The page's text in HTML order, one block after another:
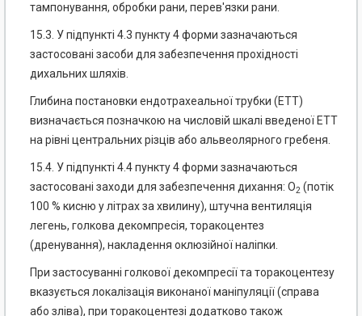
тампонування, обробки рани, перев'язки рани.
15.3. У підпункті 4.3 пункту 4 форми зазначаються
застосовані засоби для забезпечення прохідності
дихальних шляхів.
Глибина постановки ендотрахеальної трубки (ЕТТ)
визначається позначкою на числовій шкалі введеної ЕТТ
на рівні центральних різців або альвеолярного гребеня.
15.4. У підпункті 4.4 пункту 4 форми зазначаються
застосовані заходи для забезпечення дихання: O2 (потік
100 % кисню у літрах за хвилину), штучна вентиляція
легень, голкова декомпресія, торакоцентез
(дренування), накладення оклюзійної наліпки.
При застосуванні голкової декомпресії та торакоцентезу
вказується локалізація виконаної маніпуляції (справа
або зліва), при торакоцентезі додатково також